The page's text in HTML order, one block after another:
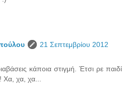
21 Σεπτεμβρίου 2012
κάποια στιγμή. Έτσι ρε παιδί
Χα, χα, χα...